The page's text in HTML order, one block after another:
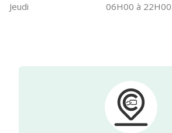
Jeudi
06H00 à 22H00